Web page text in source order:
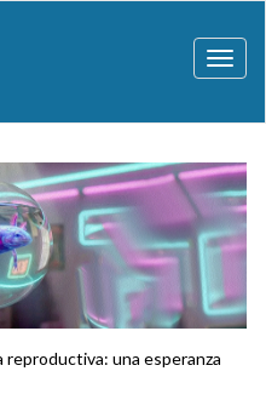
una esperanza